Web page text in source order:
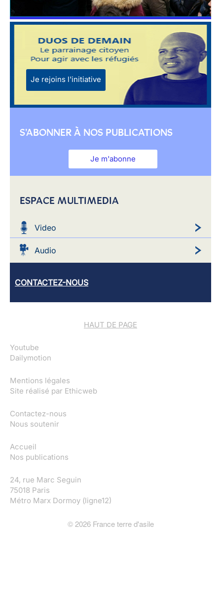
Je rejoins l'initiative
S'ABONNER À NOS PUBLICATIONS
Je m'abonne
ESPACE MULTIMEDIA
Video
Audio
CONTACTEZ-NOUS
HAUT DE PAGE
Youtube
Dailymotion
Mentions légales
Site réalisé par Ethicweb
Contactez-nous
Nous soutenir
Accueil
Nos publications
24, rue Marc Seguin
75018 Paris
Métro Marx Dormoy (ligne12)
© 2026France terre d'asile